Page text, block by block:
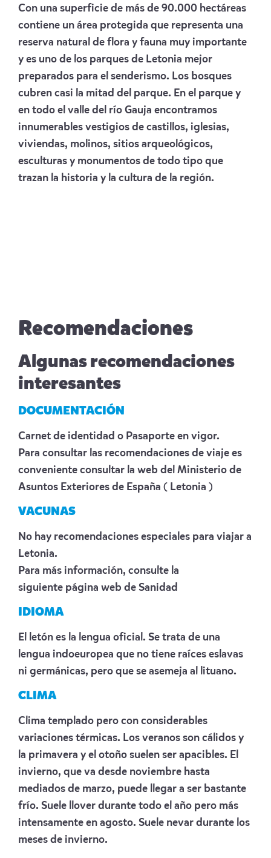
Con una superficie de más de 90.000 hectáreas
contiene un área protegida que representa una
reserva natural de flora y fauna muy importante
y es uno de los parques de Letonia mejor
preparados para el senderismo. Los bosques
cubren casi la mitad del parque. En el parque y
en todo el valle del río Gauja encontramos
innumerables vestigios de castillos, iglesias,
viviendas, molinos, sitios arqueológicos,
esculturas y monumentos de todo tipo que
trazan la historia y la cultura de la región.
Recomendaciones
Algunas recomendaciones
interesantes
DOCUMENTACIÓN
Carnet de identidad o Pasaporte en vigor.
Para consultar las recomendaciones de viaje es
conveniente consultar la web del Ministerio de
Asuntos Exteriores de España ( Letonia )
VACUNAS
No hay recomendaciones especiales para viajar a
Letonia.
Para más información, consulte la
siguiente página web de Sanidad
IDIOMA
El letón es la lengua oficial. Se trata de una
lengua indoeuropea que no tiene raíces eslavas
ni germánicas, pero que se asemeja al lituano.
CLIMA
Clima templado pero con considerables
variaciones térmicas. Los veranos son cálidos y
la primavera y el otoño suelen ser apacibles. El
invierno, que va desde noviembre hasta
mediados de marzo, puede llegar a ser bastante
frío. Suele llover durante todo el año pero más
intensamente en agosto. Suele nevar durante los
meses de invierno.